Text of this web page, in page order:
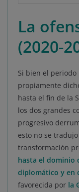
La
(2020-
Si bien el
propiamente
hasta el fin de la
los dos grandes
progresivo
esto no se
transformación
hasta el dominio
diplomático y en
favorecida por la